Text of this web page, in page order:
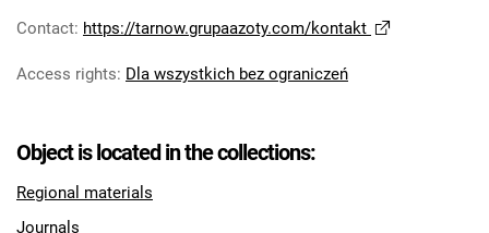
Robotniczego Zakładów Azotowych im.
Tarnowskie Azoty : tygodnik Zakładów
Tarnowskie Azoty : tygodnik Zakładów
Azotowych im. Feliksa Dzierżyńskiego w
Contact: https://tarnow.grupaazoty.com/kontakt
Access rights: Dla wszystkich bez ograniczeń
Object is located in the collections:
Regional materials
Journals